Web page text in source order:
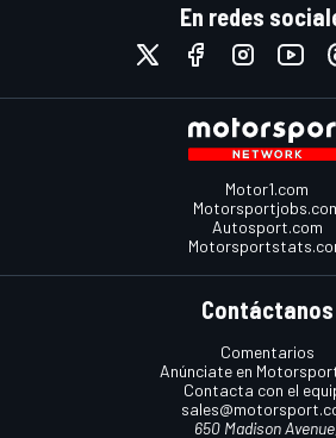
En redes
Motor1.com
Autosport.com
Contáctanos
Comentarios
Anúnciate en
Contacta con el
650 Madison